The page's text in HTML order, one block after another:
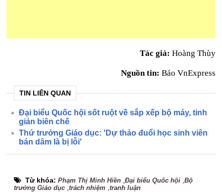
Tác giả: Hoàng Thùy
Nguồn tin: Báo VnExpress
TIN LIÊN QUAN
Đại biểu Quốc hội sốt ruột về sắp xếp bộ máy, tinh
giản biên chế
Thứ trưởng Giáo dục: 'Dự thảo đuổi học sinh viên
bán dâm là bị lỗi'
Từ khóa:Phạm Thị Minh Hiền ,Đại biểu Quốc hội ,Bộ
trưởng Giáo dục ,trách nhiệm ,tranh luận